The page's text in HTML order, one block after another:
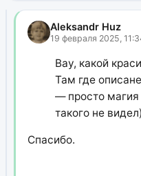
Aleksandr Huz
19 февраля 2025,
Вау, какой
Там где
— просто магия
такого не
Спасибо.